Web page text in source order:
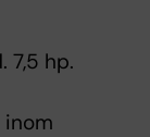
7,5 hp.